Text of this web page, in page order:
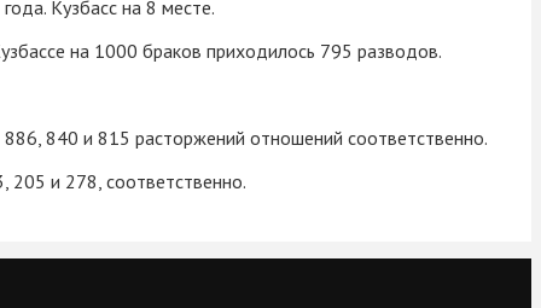
Кузбасс на 8 месте.
на 1000 браков приходилось 795 разводов.
886, 840 и 815 расторжений отношений соответственно.
205 и 278, соответственно.